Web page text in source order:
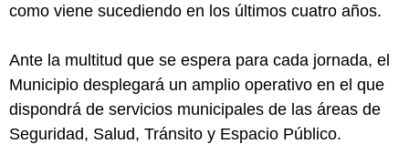
como viene sucediendo en los últimos cuatro años.
Ante la multitud que se espera para cada jornada, el
Municipio desplegará un amplio operativo en el que
dispondrá de servicios municipales de las áreas de
Seguridad, Salud, Tránsito y Espacio Público.